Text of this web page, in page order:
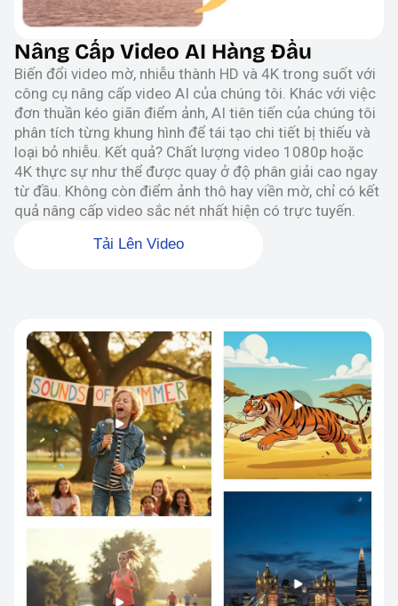
Nâng Cấp Video AI Hàng Đầu
Biến đổi video mờ, nhiễu thành HD và 4K trong suốt với
công cụ nâng cấp video AI của chúng tôi. Khác với việc
đơn thuần kéo giãn điểm ảnh, AI tiên tiến của chúng tôi
phân tích từng khung hình để tái tạo chi tiết bị thiếu và
loại bỏ nhiễu. Kết quả? Chất lượng video 1080p hoặc
4K thực sự như thể được quay ở độ phân giải cao ngay
từ đầu. Không còn điểm ảnh thô hay viền mờ, chỉ có kết
quả nâng cấp video sắc nét nhất hiện có trực tuyến.
Tải Lên Video